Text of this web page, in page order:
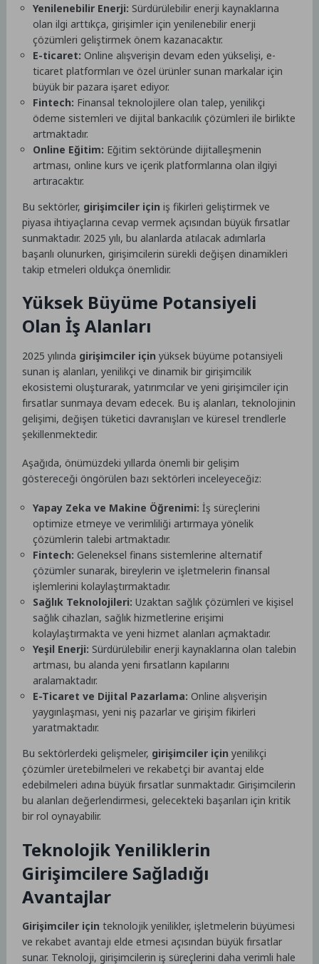
Yenilenebilir Enerji: Sürdürülebilir enerji kaynaklarına
olan ilgi arttıkça, girişimler için yenilenebilir enerji
çözümleri geliştirmek önem kazanacaktır.
E-ticaret: Online alışverişin devam eden yükselişi, e-
ticaret platformları ve özel ürünler sunan markalar için
büyük bir pazara işaret ediyor.
Fintech: Finansal teknolojilere olan talep, yenilikçi
ödeme sistemleri ve dijital bankacılık çözümleri ile birlikte
artmaktadır.
Online Eğitim: Eğitim sektöründe dijitalleşmenin
artması, online kurs ve içerik platformlarına olan ilgiyi
artıracaktır.
Bu sektörler, girişimciler için iş fikirleri geliştirmek ve
piyasa ihtiyaçlarına cevap vermek açısından büyük fırsatlar
sunmaktadır. 2025 yılı, bu alanlarda atılacak adımlarla
başarılı olunurken, girişimcilerin sürekli değişen dinamikleri
takip etmeleri oldukça önemlidir.
Yüksek Büyüme Potansiyeli
Olan İş Alanları
2025 yılında girişimciler için yüksek büyüme potansiyeli
sunan iş alanları, yenilikçi ve dinamik bir girişimcilik
ekosistemi oluşturarak, yatırımcılar ve yeni girişimciler için
fırsatlar sunmaya devam edecek. Bu iş alanları, teknolojinin
gelişimi, değişen tüketici davranışları ve küresel trendlerle
şekillenmektedir.
Aşağıda, önümüzdeki yıllarda önemli bir gelişim
göstereceği öngörülen bazı sektörleri inceleyeceğiz:
Yapay Zeka ve Makine Öğrenimi: İş süreçlerini
optimize etmeye ve verimliliği artırmaya yönelik
çözümlerin talebi artmaktadır.
Fintech: Geleneksel finans sistemlerine alternatif
çözümler sunarak, bireylerin ve işletmelerin finansal
işlemlerini kolaylaştırmaktadır.
Sağlık Teknolojileri: Uzaktan sağlık çözümleri ve kişisel
sağlık cihazları, sağlık hizmetlerine erişimi
kolaylaştırmakta ve yeni hizmet alanları açmaktadır.
Yeşil Enerji: Sürdürülebilir enerji kaynaklarına olan talebin
artması, bu alanda yeni fırsatların kapılarını
aralamaktadır.
E-Ticaret ve Dijital Pazarlama: Online alışverişin
yaygınlaşması, yeni niş pazarlar ve girişim fikirleri
yaratmaktadır.
Bu sektörlerdeki gelişmeler, girişimciler için yenilikçi
çözümler üretebilmeleri ve rekabetçi bir avantaj elde
edebilmeleri adına büyük fırsatlar sunmaktadır. Girişimcilerin
bu alanları değerlendirmesi, gelecekteki başarıları için kritik
bir rol oynayabilir.
Teknolojik Yeniliklerin
Girişimcilere Sağladığı
Avantajlar
Girişimciler için teknolojik yenilikler, işletmelerin büyümesi
ve rekabet avantajı elde etmesi açısından büyük fırsatlar
sunar. Teknoloji, girişimcilerin iş süreçlerini daha verimli hale